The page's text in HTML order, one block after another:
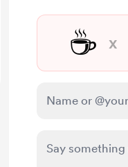
☕ x